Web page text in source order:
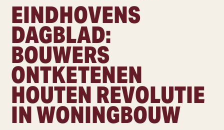
EINDHOVENS
DAGBLAD:
BOUWERS
ONTKETENEN
HOUTEN REVOLUTIE
IN WONINGBOUW